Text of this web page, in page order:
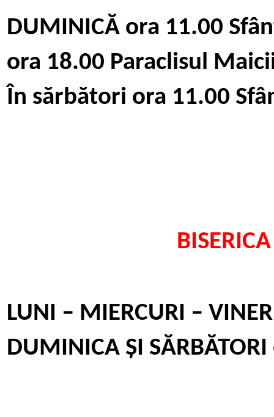
DUMINICĂ ora 11.00
ora 18.00 Paraclisul
În sărbători ora 11.00
LUNI – MIERCURI –
DUMINICA ȘI SĂRBĂTORI